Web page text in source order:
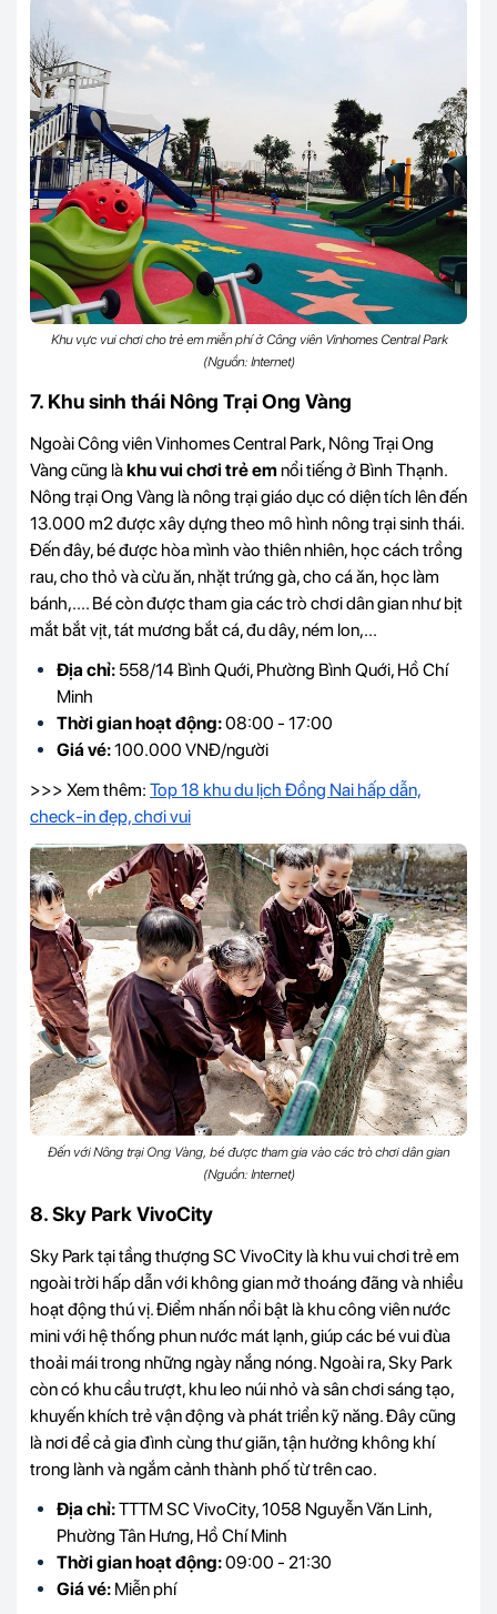
Khu vực vui chơi cho trẻ em miễn phí ở Công viên Vinhomes Central Park
(Nguồn: Internet)
7. Khu sinh thái Nông Trại Ong Vàng
Ngoài Công viên Vinhomes Central Park, Nông Trại Ong
Vàng cũng làkhu vui chơi trẻ emnổi tiếng ở Bình Thạnh.
Nông trại Ong Vàng là nông trại giáo dục có diện tích lên đến
13.000 m2 được xây dựng theo mô hình nông trại sinh thái.
Đến đây, bé được hòa mình vào thiên nhiên, học cách trồng
rau, cho thỏ và cừu ăn, nhặt trứng gà, cho cá ăn, học làm
bánh,.... Bé còn được tham gia các trò chơi dân gian như bịt
mắt bắt vịt, tát mương bắt cá, đu dây, ném lon,...
Địa chỉ: 558/14 Bình Quới, Phường Bình Quới, Hồ Chí
Minh
Thời gian hoạt động:08:00 - 17:00
Giá vé:100.000 VNĐ/người
>>> Xem thêm: Top 18 khu du lịch Đồng Nai hấp dẫn,
check-in đẹp, chơi vui
Đến với Nông trại Ong Vàng, bé được tham gia vào các trò chơi dân gian
(Nguồn: Internet)
8. Sky Park VivoCity
Sky Park tại tầng thượng SC VivoCity là khu vui chơi trẻ em
ngoài trời hấp dẫn với không gian mở thoáng đãng và nhiều
hoạt động thú vị. Điểm nhấn nổi bật là khu công viên nước
mini với hệ thống phun nước mát lạnh, giúp các bé vui đùa
thoải mái trong những ngày nắng nóng. Ngoài ra, Sky Park
còn có khu cầu trượt, khu leo núi nhỏ và sân chơi sáng tạo,
khuyến khích trẻ vận động và phát triển kỹ năng. Đây cũng
là nơi để cả gia đình cùng thư giãn, tận hưởng không khí
trong lành và ngắm cảnh thành phố từ trên cao.
Địa chỉ:TTTM SC VivoCity, 1058 Nguyễn Văn Linh,
Phường Tân Hưng, Hồ Chí Minh
Thời gian hoạt động:09:00 - 21:30
Giá vé: Miễn phí